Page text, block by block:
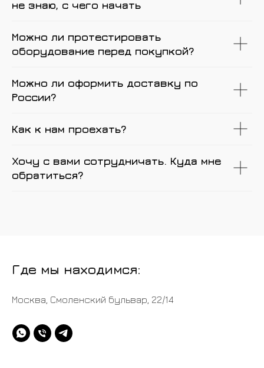
не знаю, с чего начать
Можно ли протестировать
оборудование перед покупкой?
Можно ли оформить доставку по
России?
Как к нам проехать?
Хочу с вами сотрудничать. Куда мне
обратиться?
Где мы находимся:
Москва, Смоленский бульвар, 22/14